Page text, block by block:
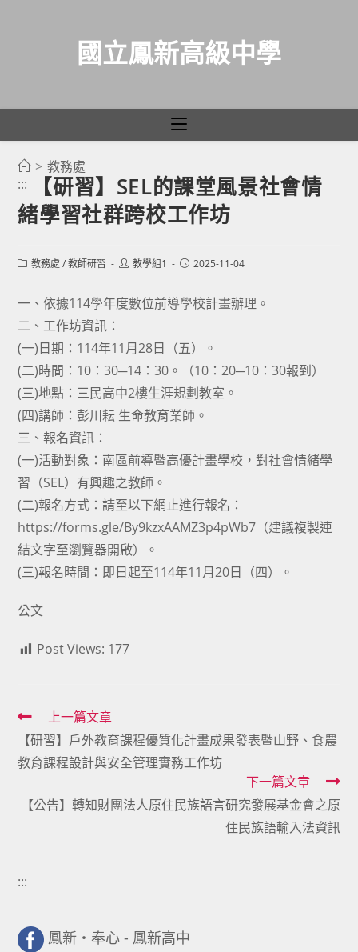
國立鳳新高級中學
> 教務處
:::
【研習】SEL的課堂風景社會情
緒學習社群跨校工作坊
Post教務處 / 教師研習
Post教學組1
Post2025-11-04
一、依據114學年度數位前導學校計畫辦理。
二、工作坊資訊：
(一)日期：114年11月28日（五）。
(二)時間：10：30─14：30。（10：20─10：30報到）
(三)地點：三民高中2樓生涯規劃教室。
(四)講師：彭川耘 生命教育業師。
三、報名資訊：
(一)活動對象：南區前導暨高優計畫學校，對社會情緒學
習（SEL）有興趣之教師。
(二)報名方式：請至以下網止進行報名：
https://forms.gle/By9kzxAAMZ3p4pWb7（建議複製連
結文字至瀏覽器開啟）。
(三)報名時間：即日起至114年11月20日（四）。
公文
Post Views: 177
Read
more
articles
上一篇文章
【研習】戶外教育課程優質化計畫成果發表暨山野、食農
教育課程設計與安全管理實務工作坊
下一篇文章
【公告】轉知財團法人原住民族語言研究發展基金會之原
住民族語輸入法資訊
:::
鳳新・奉心 - 鳳新高中